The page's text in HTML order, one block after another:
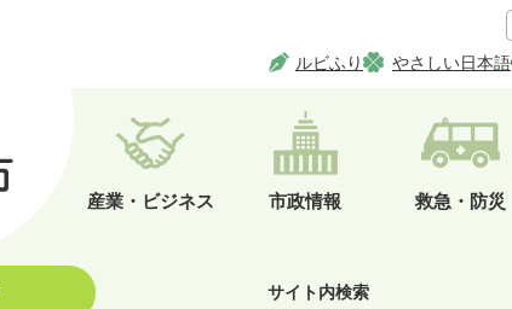
ルビふり やさしい日本語
産業・ビジネス 市政情報 救急・防災
サイト内検索